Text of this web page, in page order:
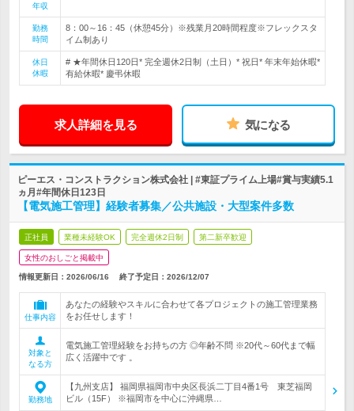
年収
勤務
時間
8：00～16：45（休憩45分）※残業月20時間程度※フレックスタ
イム制あり
休日
休暇
# ★年間休日120日* 完全週休2日制（土日）* 祝日* 年末年始休暇*
有給休暇* 慶弔休暇
求人詳細を見る 気になる
ピーエス・コンストラクション株式会社 | #東証プライム上場#賞与実績5.1
ヵ月#年間休日123日
【電気施工管理】経験者募集／公共施設・大型案件多数
正社員 業種未経験OK 完全週休2日制 第二新卒歓迎
女性のおしごと掲載中
情報更新日：2026/06/16 終了予定日： 2026/12/07
仕事内容
あなたの経験やスキルに合わせて各プロジェクトの施工管理業務
をお任せします！
対象と
なる方
電気施工管理経験をお持ちの方 ◎年齢不問 ※20代～60代まで幅
広く活躍中です 。
勤務地
【九州支店】 福岡県福岡市中央区長浜二丁目4番1号 東芝福岡
ビル（15F） ※福岡市を中心に沖縄県…